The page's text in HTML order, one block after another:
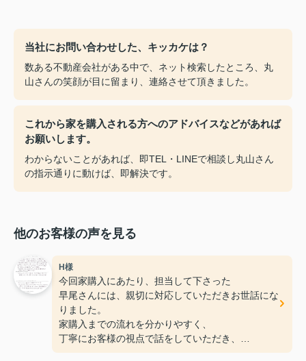
当社にお問い合わせした、キッカケは？
数ある不動産会社がある中で、ネット検索したところ、丸
山さんの笑顔が目に留まり、連絡させて頂きました。
これから家を購入される方へのアドバイスなどがあれば
お願いします。
わからないことがあれば、即TEL・LINEで相談し丸山さん
の指示通りに動けば、即解決です。
他のお客様の声を見る
H様
今回家購入にあたり、担当して下さった
早尾さんには、親切に対応していただきお世話にな
りました。
家購入までの流れを分かりやすく、
丁寧にお客様の視点で話をしていただき、
また、早尾さんとは、話しやすく人柄がとても良か